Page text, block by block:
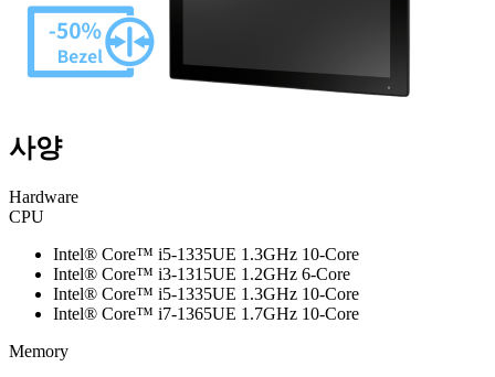
사양
Hardware
CPU
Intel® Core™ i5-1335UE 1.3GHz 10-Core
Intel® Core™ i3-1315UE 1.2GHz 6-Core
Intel® Core™ i5-1335UE 1.3GHz 10-Core
Intel® Core™ i7-1365UE 1.7GHz 10-Core
Memory